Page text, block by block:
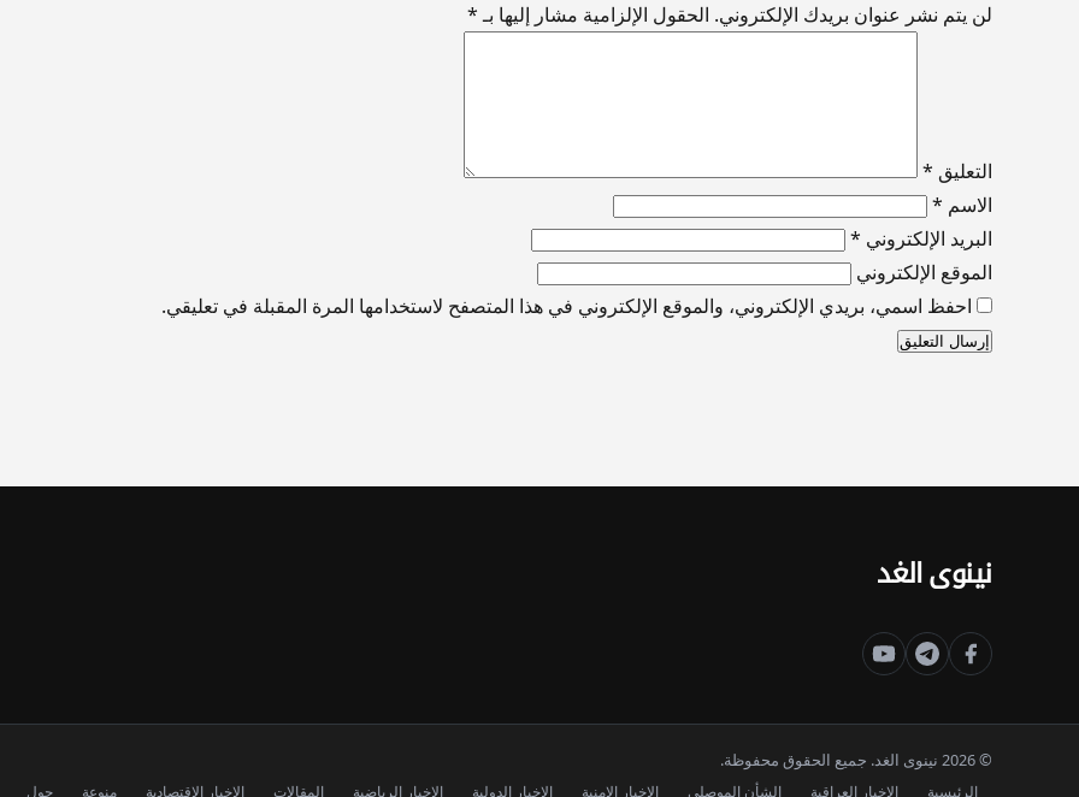
لن يتم نشر عنوان بريدك الإلكتروني. الحقول الإلزامية مشار إليها بـ*
التعليق *
الاسم *
البريد الإلكتروني *
الموقع الإلكتروني
احفظ اسمي، بريدي الإلكتروني، والموقع الإلكتروني في هذا المتصفح لاستخدامها المرة المقبلة في تعليقي.
نينوى الغد
© 2026 نينوى الغد. جميع الحقوق محفوظة.
الرئيسية الاخبار العراقية الشأن الموصلي الاخبار الامنية الاخبار الدولية الاخبار الرياضية المقالات الاخبار الاقتصادية منوعة حول